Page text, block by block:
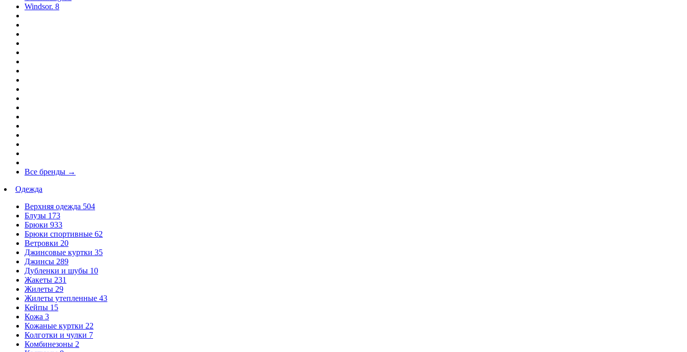
Windsor. 8
Все бренды →
Одежда
Верхняя одежда 504
Блузы 173
Брюки 933
Брюки спортивные 62
Ветровки 20
Джинсовые куртки 35
Джинсы 289
Дубленки и шубы 10
Жакеты 231
Жилеты 29
Жилеты утепленные 43
Кейпы 15
Кожа 3
Кожаные куртки 22
Колготки и чулки 7
Комбинезоны 2